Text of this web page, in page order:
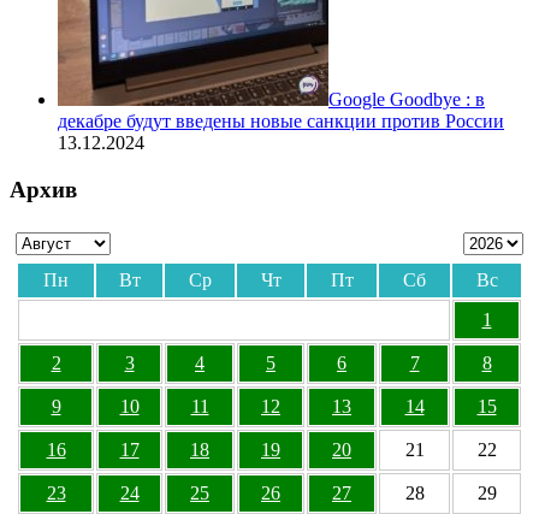
Google Goodbye : в
декабре будут введены новые санкции против России
13.12.2024
Архив
Пн Вт Ср Чт Пт Сб
Вс
1
2 3 4 5 6 7 8
9 10 11 12 13 14 15
16 17 18 19 20 21 22
23 24 25 26 27 28 29